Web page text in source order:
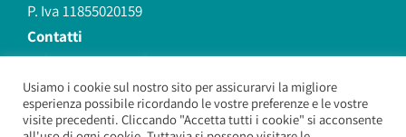
P. Iva 11855020159
Contatti
redazione@morasha.it
339 8596707
(anche Whatsapp)
Usiamo i cookie sul nostro sito per assicurarvi la migliore
esperienza possibile ricordando le vostre preferenze e le vostre
visite precedenti. Cliccando "Accetta tutti i cookie" si acconsente